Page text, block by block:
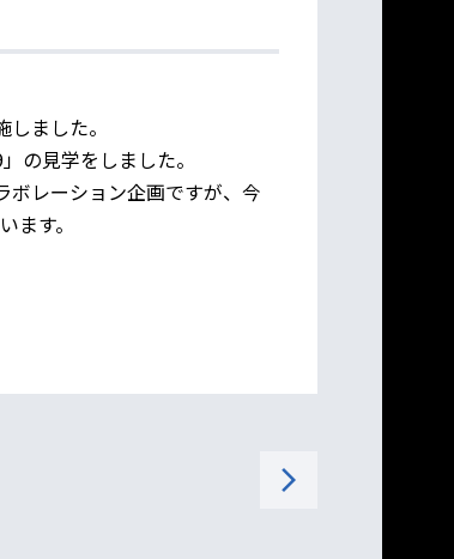
ました。
の見学をしました。
ボレーション企画ですが、今
ます。
arrow_forward_ios